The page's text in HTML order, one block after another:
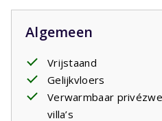
terrasmet gerieflijke
diepe tuin van meer dan
terwijl u aan de voorzijde
golfbaan. In de tuin ligt een
met zonneterras en
aflopend zodat ook kleinere
spelen. Het zwembad is
Algemeen
Vrijstaand
Gelijkvloers
Verwarmbaar
villa’s